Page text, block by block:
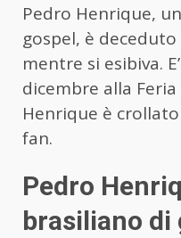
Pedro Henrique,
gospel, è
mentre si esibiva.
dicembre alla
Henrique è
fan.
Pedro
brasiliano di